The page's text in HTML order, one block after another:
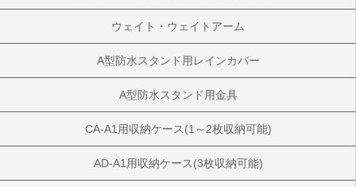
ウェイト・ウェイトアーム
A型防水スタンド用レインカバー
A型防水スタンド用金具
CA-A1用収納ケース(1～2枚収納可能)
AD-A1用収納ケース(3枚収納可能)